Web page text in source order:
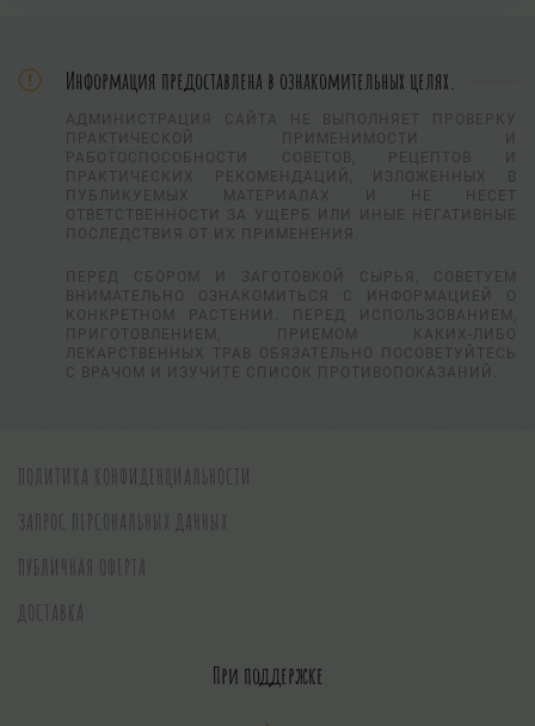
Информация предоставлена в ознакомительных целях.
АДМИНИСТРАЦИЯ САЙТА НЕ ВЫПОЛНЯЕТ ПРОВЕРКУ
ПРАКТИЧЕСКОЙ ПРИМЕНИМОСТИ И
РАБОТОСПОСОБНОСТИ СОВЕТОВ, РЕЦЕПТОВ И
ПРАКТИЧЕСКИХ РЕКОМЕНДАЦИЙ, ИЗЛОЖЕННЫХ В
ПУБЛИКУЕМЫХ МАТЕРИАЛАХ И НЕ НЕСЕТ
ОТВЕТСТВЕННОСТИ ЗА УЩЕРБ ИЛИ ИНЫЕ НЕГАТИВНЫЕ
ПОСЛЕДСТВИЯ ОТ ИХ ПРИМЕНЕНИЯ.
ПЕРЕД СБОРОМ И ЗАГОТОВКОЙ СЫРЬЯ, СОВЕТУЕМ
ВНИМАТЕЛЬНО ОЗНАКОМИТЬСЯ С ИНФОРМАЦИЕЙ О
КОНКРЕТНОМ РАСТЕНИИ. ПЕРЕД ИСПОЛЬЗОВАНИЕМ,
ПРИГОТОВЛЕНИЕМ, ПРИЕМОМ КАКИХ-ЛИБО
ЛЕКАРСТВЕННЫХ ТРАВ ОБЯЗАТЕЛЬНО ПОСОВЕТУЙТЕСЬ
С ВРАЧОМ И ИЗУЧИТЕ СПИСОК ПРОТИВОПОКАЗАНИЙ.
ПОЛИТИКА КОНФИДЕНЦИАЛЬНОСТИ
ЗАПРОС ПЕРСОНАЛЬНЫХ ДАННЫХ
ПУБЛИЧНАЯ ОФЕРТА
ДОСТАВКА
При поддержке